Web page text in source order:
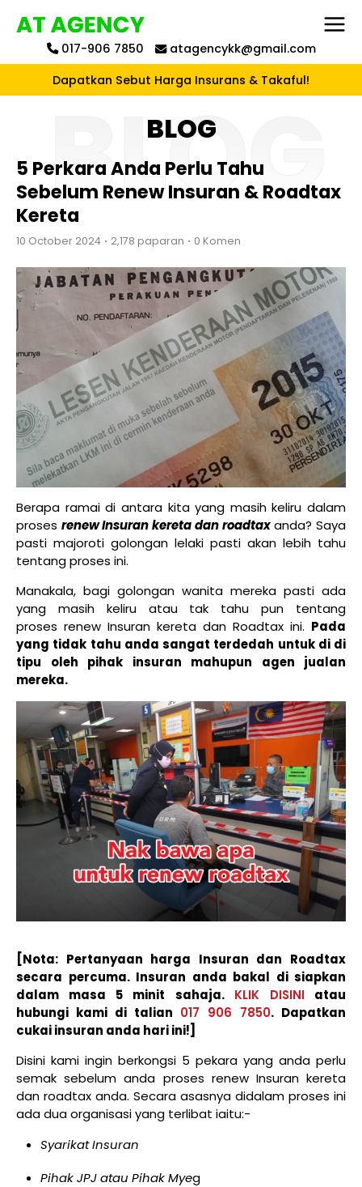
017-906 7850
atagencykk@gmail.com
Dapatkan Sebut Harga Insurans & Takaful!
BLOG
5 Perkara Anda Perlu Tahu
Sebelum Renew Insuran & Roadtax
Kereta
10 October 2024 • 2,178 paparan • 0 Komen
Berapa ramai di antara kita yang masih keliru dalam
proses renew Insuran kereta dan roadtaxanda? Saya
pasti majoroti golongan lelaki pasti akan lebih tahu
tentang proses ini.
Manakala, bagi golongan wanita mereka pasti ada
yang masih keliru atau tak tahu pun tentang
proses renew Insuran kereta dan Roadtax ini. Pada
yang tidak tahu anda sangat terdedah untuk di di
tipu oleh pihak insuran mahupun agen jualan
mereka.
[Nota: Pertanyaan harga Insuran dan Roadtax
secara percuma. Insuran anda bakal di siapkan
dalam masa 5 minit sahaja. KLIK DISINIatau
hubungi kami di talian 017 906 7850. Dapatkan
cukai insuran anda hari ini!]
Disini kami ingin berkongsi 5 pekara yang anda perlu
semak sebelum anda proses renew Insuran kereta
dan roadtax anda. Secara asasnya didalam proses ini
ada dua organisasi yang terlibat iaitu:-
Syarikat Insuran
Pihak JPJ atau Pihak Myeg